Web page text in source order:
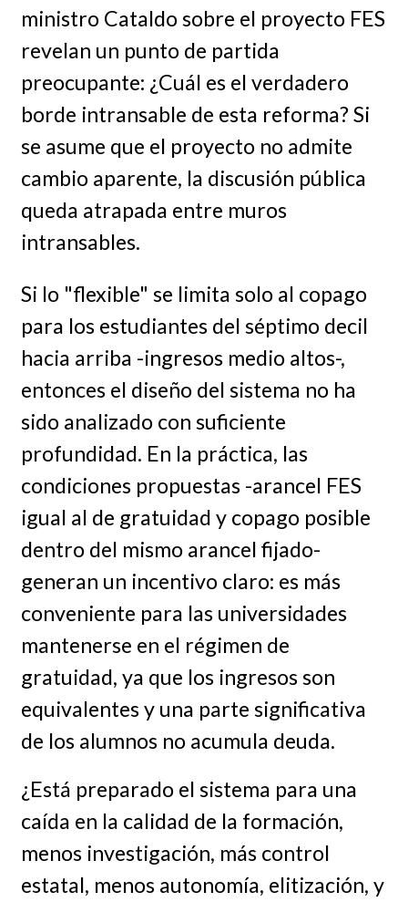
ministro Cataldo sobre el proyecto FES
revelan un punto de partida
preocupante: ¿Cuál es el verdadero
borde intransable de esta reforma? Si
se asume que el proyecto no admite
cambio aparente, la discusión pública
queda atrapada entre muros
intransables.
Si lo "flexible" se limita solo al copago
para los estudiantes del séptimo decil
hacia arriba -ingresos medio altos-,
entonces el diseño del sistema no ha
sido analizado con suficiente
profundidad. En la práctica, las
condiciones propuestas -arancel FES
igual al de gratuidad y copago posible
dentro del mismo arancel fijado-
generan un incentivo claro: es más
conveniente para las universidades
mantenerse en el régimen de
gratuidad, ya que los ingresos son
equivalentes y una parte significativa
de los alumnos no acumula deuda.
¿Está preparado el sistema para una
caída en la calidad de la formación,
menos investigación, más control
estatal, menos autonomía, elitización, y